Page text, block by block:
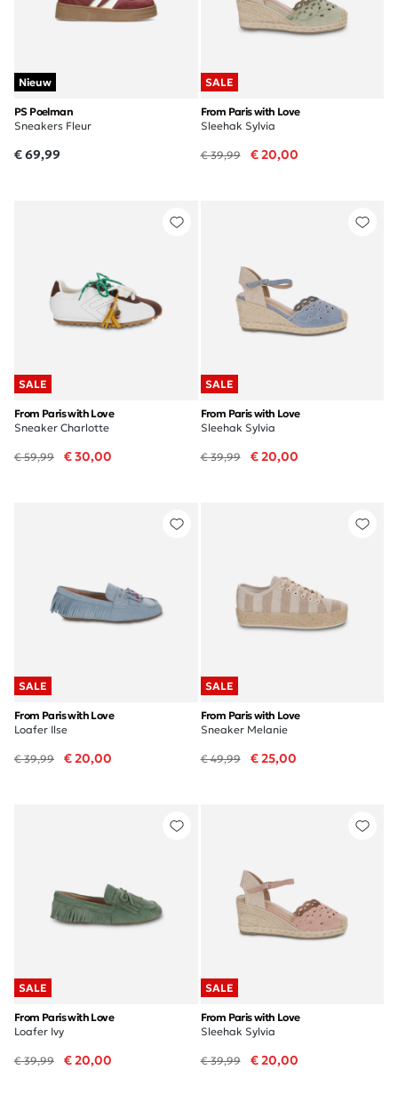
Nieuw
PS Poelman
Sneakers Fleur
€ 69,99
SALE
From Paris with Love
Sleehak Sylvia
€ 39,99 € 20,00
SALE
From Paris with Love
Sneaker Charlotte
€ 59,99 € 30,00
SALE
From Paris with Love
Sleehak Sylvia
€ 39,99 € 20,00
SALE
From Paris with Love
Loafer Ilse
€ 39,99 € 20,00
SALE
From Paris with Love
Sneaker Melanie
€ 49,99 € 25,00
SALE
From Paris with Love
Loafer Ivy
€ 39,99 € 20,00
SALE
From Paris with Love
Sleehak Sylvia
€ 39,99 € 20,00